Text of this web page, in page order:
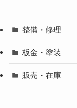
整備・修理
板金・塗装
販売・在庫